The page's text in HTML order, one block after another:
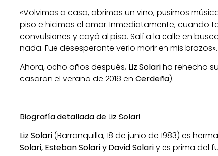
«Volvimos a casa, abrimos un vino, pusimos
piso e hicimos el amor. Inmediatamente, cuando
convulsiones y cayó al piso. Salí a la calle en
nada. Fue desesperante verlo morir en mis brazos».
Ahora, ocho años después, Liz Solariha rehecho
casaron el verano de 2018 en Cerdeña).
Biografía detallada de Liz Solari
Liz Solari (Barranquilla, 18 de junio de 1983) es
Solari, Esteban Solari y David Solariy es prima del